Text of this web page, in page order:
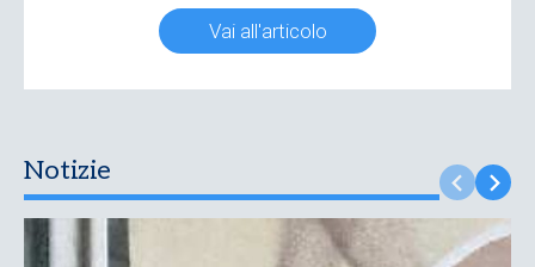
Vai all'articolo
Notizie